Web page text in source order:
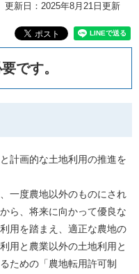
更新日：2025年8月21日更新
です。
計画的な土地利用の推進を
一度農地以外のものにされ
ら、将来に向かって優良な
用を踏まえ、適正な農地の
用と農業以外の土地利用と
ための「農地転用許可制